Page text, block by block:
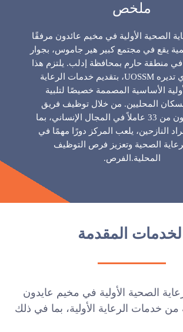
ملخص
الصحية الأولية في مخيم عائدون مرفقًا
يقع في مجتمع كبير هير جاموس، بجوار
منطقة حارم بمحافظة إدلب. يلتزم هذا
المركز، الذي تديره UOSSM، بتقديم خدمات الرعاية
الأساسية المصممة خصيصًا لتلبية
المحليين. من خلال توظيف فريق
متخصص مكون من 33 عاملاً في المجال الإنساني، بما
النازحين، يلعب المركز دورًا مهمًا في
الصحية وتعزيز فرص التوظيف
المحلية.الفرص.
الخدمات المقدمة
الصحية الأولية في مخيم عايدون
خدمات الرعاية الأولية، بما في ذلك